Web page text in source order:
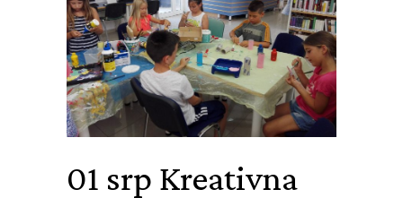
01 srp Kreativna